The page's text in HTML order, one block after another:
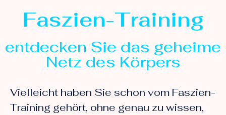
Faszien-Training
entdecken Sie das geheime
Netz des Körpers
Vielleicht haben Sie schon vom Faszien-
Training gehört, ohne genau zu wissen,